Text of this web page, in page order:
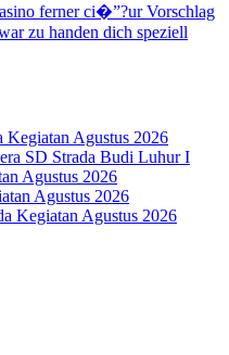
ferner ci�”?ur Vorschlag
zu handen dich speziell
Kegiatan Agustus 2026
SD Strada Budi Luhur I
Agustus 2026
Agustus 2026
Kegiatan Agustus 2026